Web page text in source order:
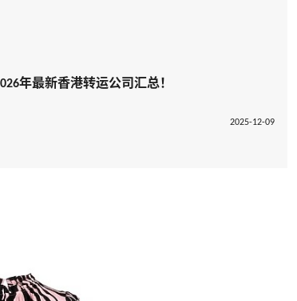
年最新香港转运公司汇总！
2025-12-09
我爱写攻略